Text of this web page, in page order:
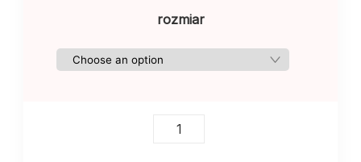
rozmiar
Spódnica